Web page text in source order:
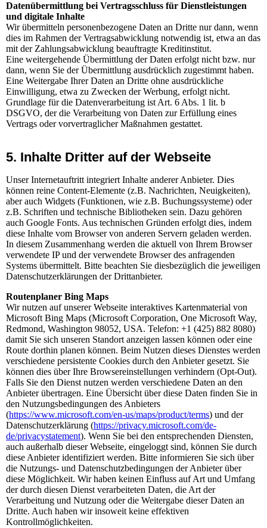
Datenübermittlung bei Vertragsschluss für Dienstleistungen
und digitale Inhalte
Wir übermitteln personenbezogene Daten an Dritte nur dann, wenn
dies im Rahmen der Vertragsabwicklung notwendig ist, etwa an das
mit der Zahlungsabwicklung beauftragte Kreditinstitut.
Eine weitergehende Übermittlung der Daten erfolgt nicht bzw. nur
dann, wenn Sie der Übermittlung ausdrücklich zugestimmt haben.
Eine Weitergabe Ihrer Daten an Dritte ohne ausdrückliche
Einwilligung, etwa zu Zwecken der Werbung, erfolgt nicht.
Grundlage für die Datenverarbeitung ist Art. 6 Abs. 1 lit. b
DSGVO, der die Verarbeitung von Daten zur Erfüllung eines
Vertrags oder vorvertraglicher Maßnahmen gestattet.
5. Inhalte Dritter auf der Webseite
Unser Internetauftritt integriert Inhalte anderer Anbieter. Dies
können reine Content-Elemente (z.B. Nachrichten, Neuigkeiten),
aber auch Widgets (Funktionen, wie z.B. Buchungssysteme) oder
z.B. Schriften und technische Bibliotheken sein. Dazu gehören
auch Google Fonts. Aus technischen Gründen erfolgt dies, indem
diese Inhalte vom Browser von anderen Servern geladen werden.
In diesem Zusammenhang werden die aktuell von Ihrem Browser
verwendete IP und der verwendete Browser des anfragenden
Systems übermittelt. Bitte beachten Sie diesbezüglich die jeweiligen
Datenschutzerklärungen der Drittanbieter.
Routenplaner Bing Maps
Wir nutzen auf unserer Webseite interaktives Kartenmaterial von
Microsoft Bing Maps (Microsoft Corporation, One Microsoft Way,
Redmond, Washington 98052, USA. Telefon: +1 (425) 882 8080)
damit Sie sich unseren Standort anzeigen lassen können oder eine
Route dorthin planen können. Beim Nutzen dieses Dienstes werden
verschiedene persistente Cookies durch den Anbieter gesetzt. Sie
können dies über Ihre Browsereinstellungen verhindern (Opt-Out).
Falls Sie den Dienst nutzen werden verschiedene Daten an den
Anbieter übertragen. Eine Übersicht über diese Daten finden Sie in
den Nutzungsbedingungen des Anbieters
(https://www.microsoft.com/en-us/maps/product/terms) und der
Datenschutzerklärung (https://privacy.microsoft.com/de-
de/privacystatement). Wenn Sie bei den entsprechenden Diensten,
auch außerhalb dieser Webseite, eingeloggt sind, können Sie durch
diese Anbieter identifiziert werden. Bitte informieren Sie sich über
die Nutzungs- und Datenschutzbedingungen der Anbieter über
diese Möglichkeit. Wir haben keinen Einfluss auf Art und Umfang
der durch diesen Dienst verarbeiteten Daten, die Art der
Verarbeitung und Nutzung oder die Weitergabe dieser Daten an
Dritte. Auch haben wir insoweit keine effektiven
Kontrollmöglichkeiten.